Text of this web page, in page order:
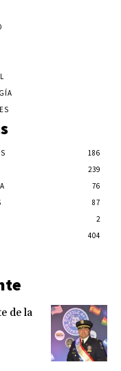
186
239
76
87
2
404
de la